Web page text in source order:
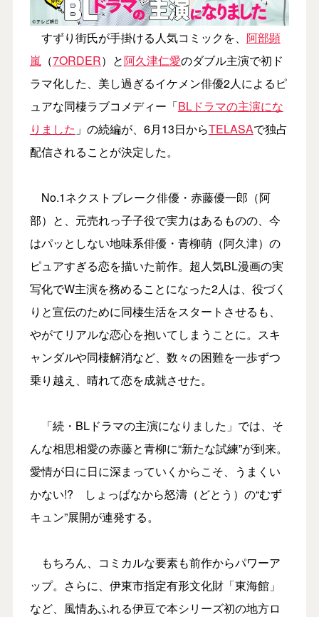
すずり街氏が手掛ける人気コミックを、 阿部顕
嵐（7ORDER）と阿久津仁愛のダブル主演で初ド
ラマ化した、美し過ぎるイケメン俳優2人によるピ
ュアな同棲ラブコメディー「BLドラマの主演にな
りました 」の続編が、6月13日からTELASAで独占
配信されることが決定した。
No.1ネクストブレーク俳優・赤藤優一郎（阿
部）と、元売れっ子子役で実力はあるものの、今
はパッとしない地味系俳優・青柳萌（阿久津）の
ピュアすぎる恋を描いた前作。超人気BL漫画の実
写化でW主演を務めることになった2人は、役づく
りと宣伝のために同棲生活をスタートさせるも、
やがてリアルな恋心を抱いてしまうことに。スキ
ャンダルや同棲解消など、数々の困難を一歩ずつ
乗り越え、晴れて恋を成就させた。
「続・BLドラマの主演になりました」では、そ
んな相思相愛の赤藤と青柳に“新たな試練”が到来。
愛情が日に日に深まっていくからこそ、うまくい
かない!? しょっぱなから怒濤（どとう）の“むず
キュン”展開が連発する。
もちろん、コミカルな要素も前作からパワーア
ップ。さらに、伊東市指定有形文化財「東海館」
など、風情あふれる伊豆で本シリーズ初の地方ロ